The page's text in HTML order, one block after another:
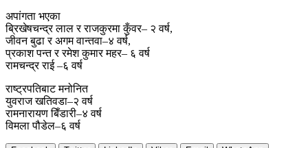
अपांगता भएका
ब्रिखेषचन्द्र लाल र राजकुरमा कुँवर– २ वर्ष,
जीवन बुढा र अगम वान्तवा–४ वर्ष,
प्रकाश पन्त र रमेश कुमार महर– ६ वर्ष
रामचन्द्र राई –६ वर्ष
राष्ट्रपतिबाट मनोनित
युवराज खतिवडा–२ वर्ष
रामनारायण बिँडारी–४ वर्ष
विमला पौडेल–६ वर्ष